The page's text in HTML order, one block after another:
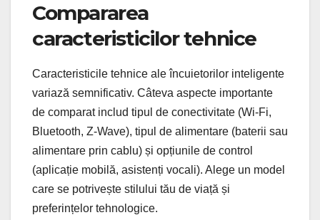
Compararea
caracteristicilor tehnice
Caracteristicile tehnice ale încuietorilor inteligente
variază semnificativ. Câteva aspecte importante
de comparat includ tipul de conectivitate (Wi-Fi,
Bluetooth, Z-Wave), tipul de alimentare (baterii sau
alimentare prin cablu) și opțiunile de control
(aplicație mobilă, asistenți vocali). Alege un model
care se potrivește stilului tău de viață și
preferințelor tehnologice.